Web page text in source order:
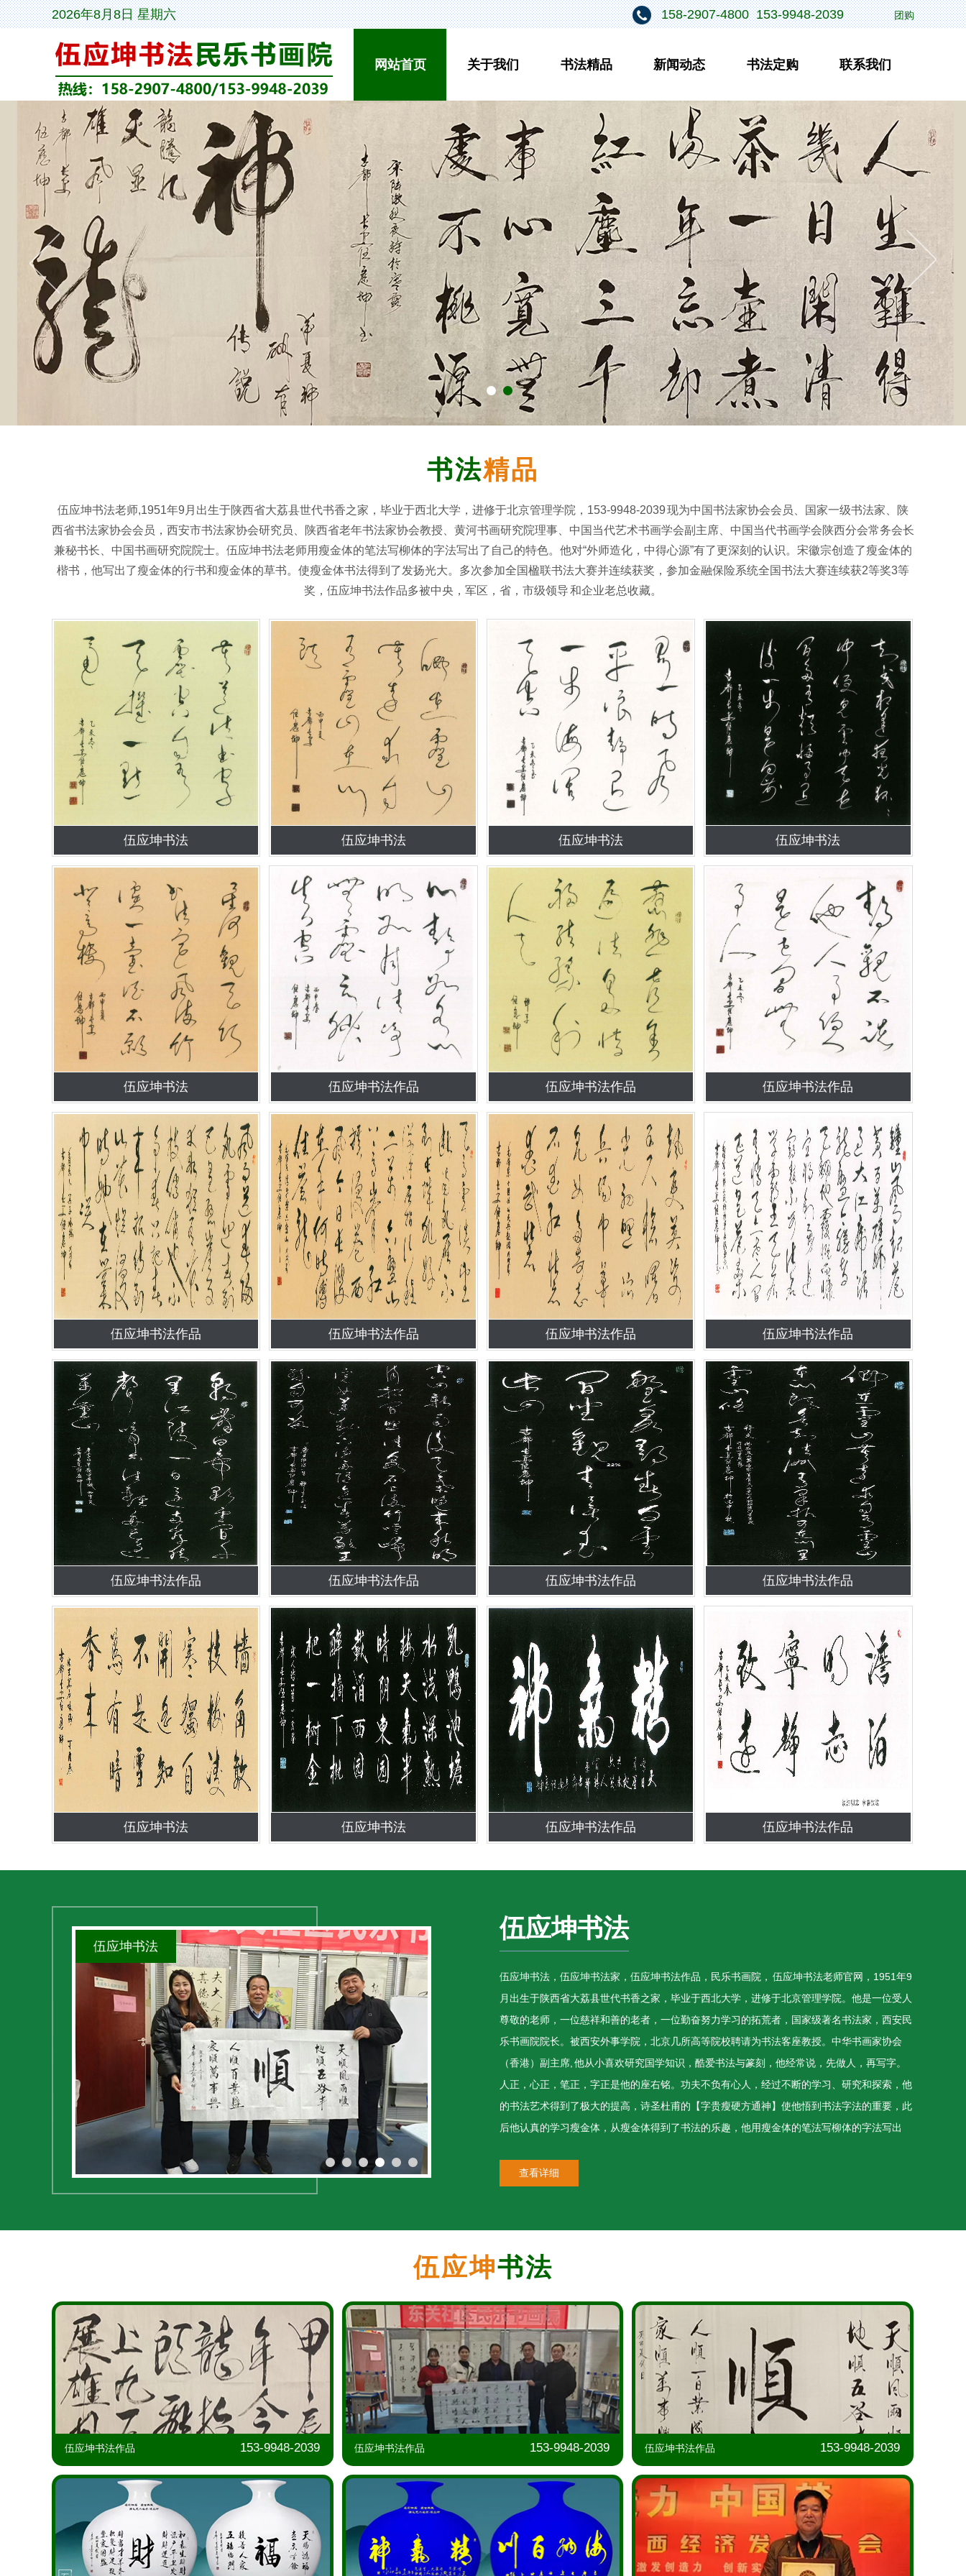
2026年8月8日 星期六 158-2907-4800 153-9948-2039 团购
网站首页 关于我们 书法精品 新闻动态 书法定购 联系我们
书法精品
伍应坤书法老师,1951年9月出生于陕西省大荔县世代书香之家，毕业于西北大学，进修于北京管理学院，153-9948-2039 现为中国书法家协会会员、国家一级书法家、陕
西省书法家协会会员，西安市书法家协会研究员、陕西省老年书法家协会教授、黄河书画研究院理事、中国当代艺术书画学会副主席、中国当代书画学会陕西分会常务会长
兼秘书长、中国书画研究院院士。伍应坤书法老师用瘦金体的笔法写柳体的字法写出了自己的特色。他对“外师造化，中得心源”有了更深刻的认识。宋徽宗创造了瘦金体的
楷书，他写出了瘦金体的行书和瘦金体的草书。使瘦金体书法得到了发扬光大。多次参加全国楹联书法大赛并连续获奖，参加金融保险系统全国书法大赛连续获2等奖3等
奖，伍应坤书法作品多被中央，军区，省，市级领导 和企业老总收藏。
伍应坤书法 伍应坤书法 伍应坤书法 伍应坤书法
伍应坤书法 伍应坤书法作品 伍应坤书法作品 伍应坤书法作品
伍应坤书法作品 伍应坤书法作品 伍应坤书法作品 伍应坤书法作品
伍应坤书法作品 伍应坤书法作品 伍应坤书法作品 伍应坤书法作品
伍应坤书法 伍应坤书法 伍应坤书法作品 伍应坤书法作品
伍应坤书法
伍应坤书法
伍应坤书法，伍应坤书法家，伍应坤书法作品，民乐书画院， 伍应坤书法老师官网，1951年9
月出生于陕西省大荔县世代书香之家，毕业于西北大学，进修于北京管理学院。他是一位受人
尊敬的老师，一位慈祥和善的老者，一位勤奋努力学习的拓荒者，国家级著名书法家，西安民
乐书画院院长。被西安外事学院，北京几所高等院校聘请为书法客座教授。中华书画家协会
（香港）副主席, 他从小喜欢研究国学知识，酷爱书法与篆刻，他经常说，先做人，再写字。
人正，心正，笔正，字正是他的座右铭。功夫不负有心人，经过不断的学习、研究和探索，他
的书法艺术得到了极大的提高，诗圣杜甫的【字贵瘦硬方通神】使他悟到书法字法的重要，此
后他认真的学习瘦金体，从瘦金体得到了书法的乐趣，他用瘦金体的笔法写柳体的字法写出
查看详细
伍应坤书法
伍应坤书法作品 153-9948-2039 伍应坤书法作品 153-9948-2039 伍应坤书法作品 153-9948-2039